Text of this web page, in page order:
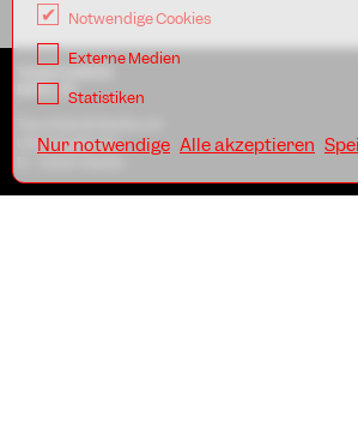
BERLIN
Uferstraße 23
AGB
Notwendige Cookies
Externe Medien
Statistiken
Nur notwendige Alle akzeptieren